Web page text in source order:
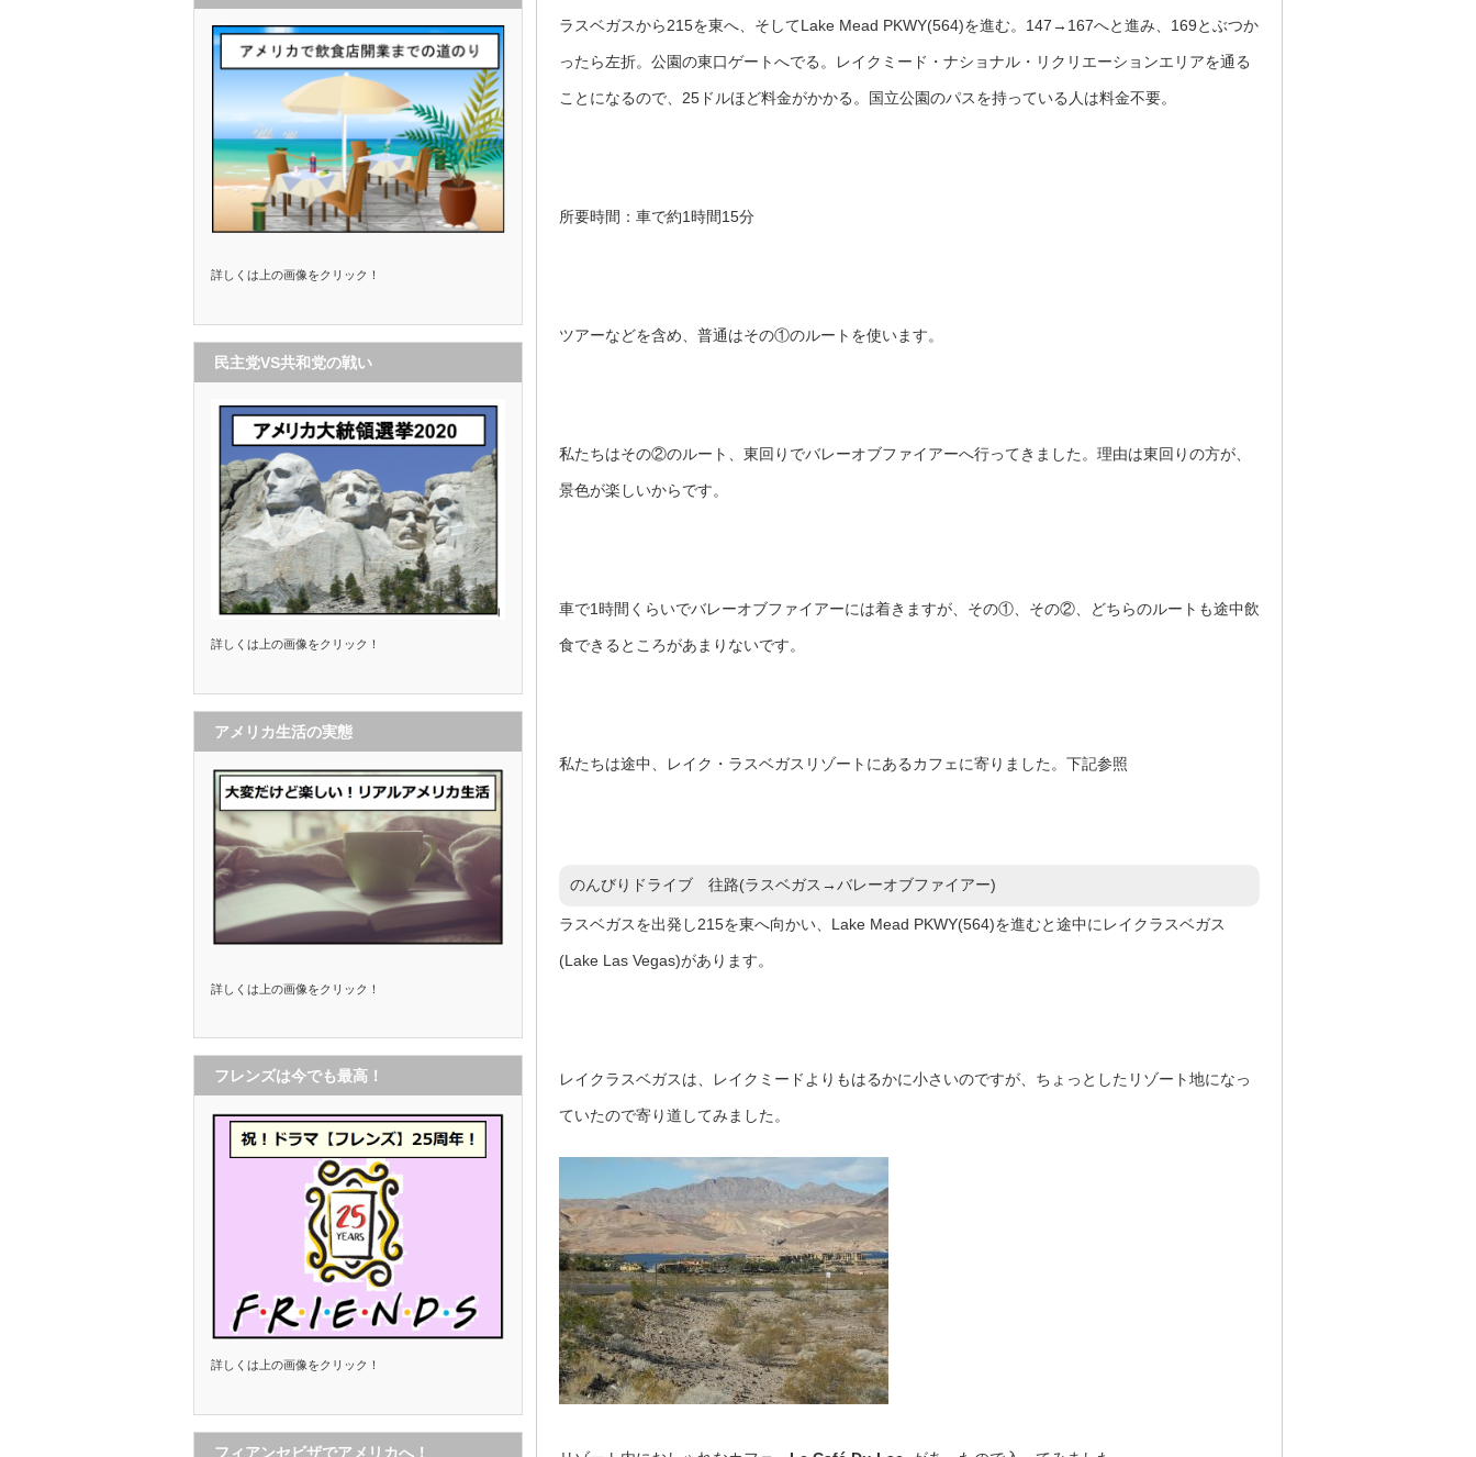
ラスベガスから215を東へ、そしてLake Mead PKWY(564)を進む。147→167へと進み、169とぶつか
ったら左折。公園の東口ゲートへでる。レイクミード・ナショナル・リクリエーションエリアを通る
ことになるので、25ドルほど料金がかかる。国立公園のパスを持っている人は料金不要。
所要時間：車で約1時間15分
ツアーなどを含め、普通はその①のルートを使います。
私たちはその②のルート、東回りでバレーオブファイアーへ行ってきました。理由は東回りの方が、
景色が楽しいからです。
車で1時間くらいでバレーオブファイアーには着きますが、その①、その②、どちらのルートも途中飲
食できるところがあまりないです。
私たちは途中、レイク・ラスベガスリゾートにあるカフェに寄りました。下記参照
のんびりドライブ 往路(ラスベガス→バレーオブファイアー)
ラスベガスを出発し215を東へ向かい、Lake Mead PKWY(564)を進むと途中にレイクラスベガス
(Lake Las Vegas)があります。
レイクラスベガスは、レイクミードよりもはるかに小さいのですが、ちょっとしたリゾート地になっ
ていたので寄り道してみました。
で
詳しくは上の画像をクリック！
民主党VS共和党の戦い
詳しくは上の画像をクリック！
アメリカ生活の実態
詳しくは上の画像をクリック！
フレンズは今でも最高！
詳しくは上の画像をクリック！
フィアンセビザでアメリカへ！